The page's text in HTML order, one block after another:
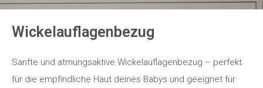
Wickelauflagenbezug
Sanfte und atmungsaktive Wickelauflagenbezug – perfekt
für die empfindliche Haut deines Babys und geeignet für